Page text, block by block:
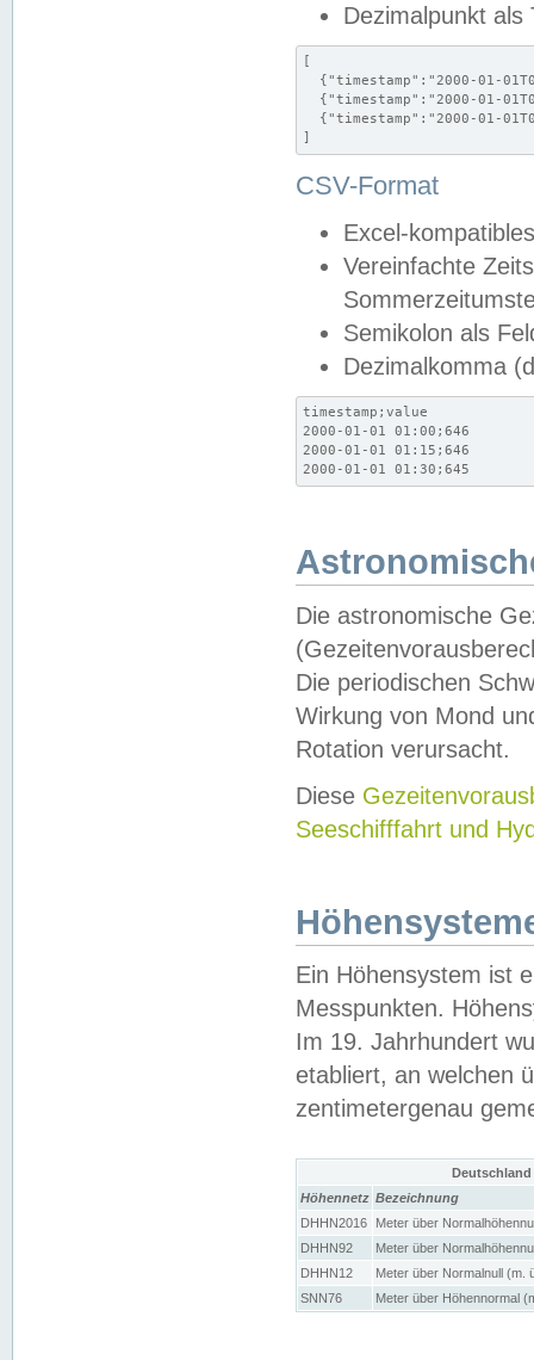
Dezimalpunkt als
[
{"timestamp":"2000-01-
{"timestamp":"2000-01-
{"timestamp":"2000-01-
]
CSV-Format
Excel-
Vereinfachte
Semikolon als
Dezimalkomma
timestamp;value
2000-01-01 01:00;646
2000-01-01 01:15;646
2000-01-01 01:30;645
Die astronomische
Die periodischen
Wirkung von Mond
Rotation verursacht.
Diese
Seeschifffahrt und
Ein Höhensystem ist
Messpunkten.
Im 19. Jahrhundert
etabliert, an welchen
zentimetergenau
Höhennetz Bezeichnung
DHHN2016
Meter über
DHHN92
Meter über
DHHN12
Meter über Normalnull (m.
SNN76
Meter über Höhennormal